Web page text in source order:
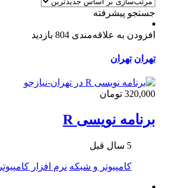
جستجو پیشرفته
افزودن به علاقه‌مندی 804 بازدید
تهران تهران
320,000 تومان
برنامه نویسی R
5 سال قبل
کامپیوتر و شبکه نرم افزار کامپیوتر